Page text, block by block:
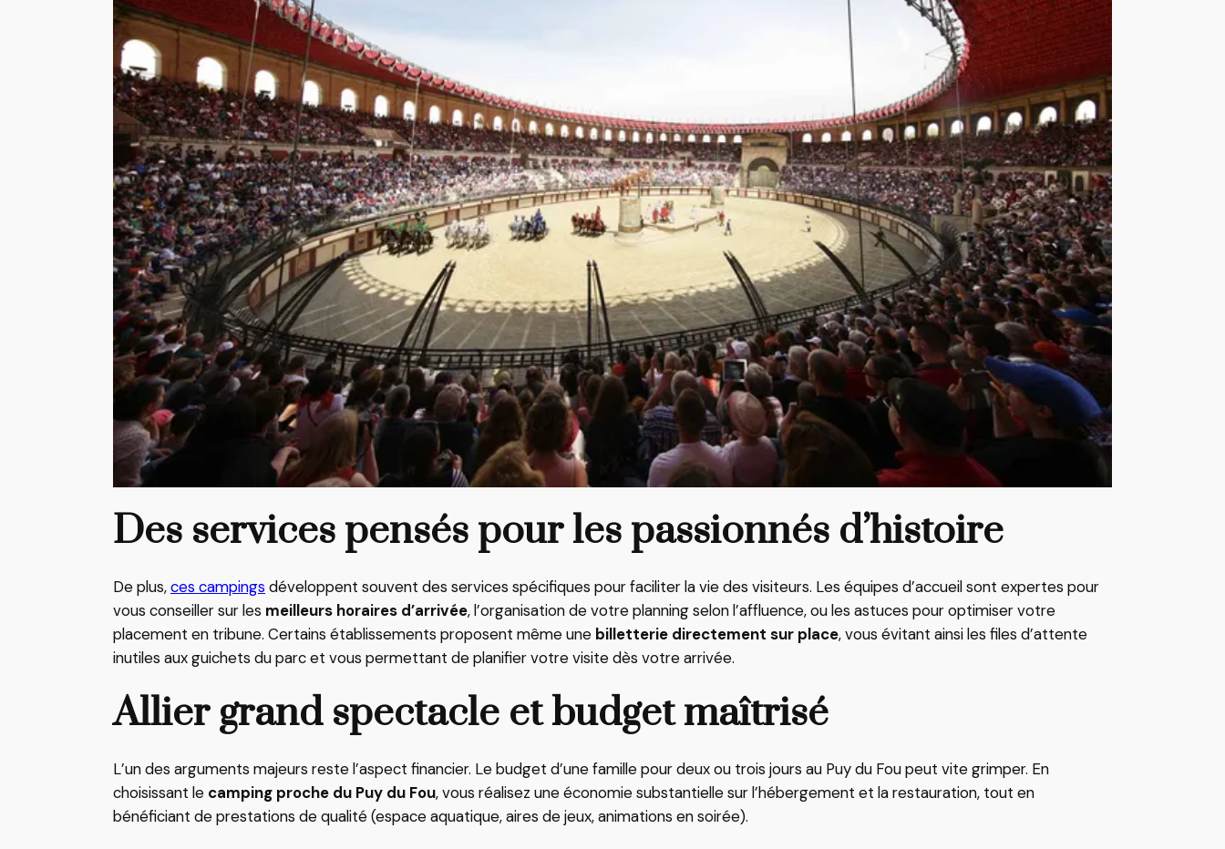
Des services pensés pour les passionnés d’histoire
De plus,ces campings développent souvent des services spécifiques pour faciliter la vie des visiteurs. Les équipes d’accueil sont expertes pour
vous conseiller sur les meilleurs horaires d’arrivée, l’organisation de votre planning selon l’affluence, ou les astuces pour optimiser votre
placement en tribune. Certains établissements proposent même une billetterie directement sur place, vous évitant ainsi les files d’attente
inutiles aux guichets du parc et vous permettant de planifier votre visite dès votre arrivée.
Allier grand spectacle et budget maîtrisé
L’un des arguments majeurs reste l’aspect financier. Le budget d’une famille pour deux ou trois jours au Puy du Fou peut vite grimper. En
choisissant le camping proche du Puy du Fou, vous réalisez une économie substantielle sur l’hébergement et la restauration, tout en
bénéficiant de prestations de qualité (espace aquatique, aires de jeux, animations en soirée).